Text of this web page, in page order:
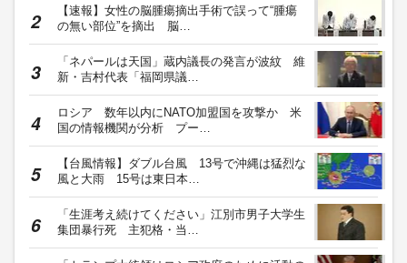
【速報】女性の脳腫瘍摘出手術で誤って“腫瘍
の無い部位”を摘出 脳…
「ネパールは天国」蔵内議長の発言が波紋 維
新・吉村代表「福岡県議…
ロシア 数年以内にNATO加盟国を攻撃か 米
国の情報機関が分析 プー…
【台風情報】ダブル台風 13号で沖縄は猛烈な
風と大雨 15号は東日本…
「生涯考え続けてください」江別市男子大学生
集団暴行死 主犯格・当…